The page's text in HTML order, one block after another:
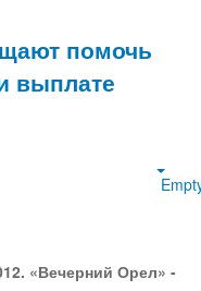
помочь
выплате
«Вечерний Орел» -